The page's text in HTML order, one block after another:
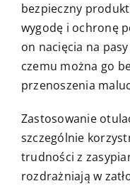
bezpieczny
wygodę i ochronę
on nacięcia na
czemu można go
przenoszenia
Zastosowanie
szczególnie
trudności z
rozdrażniają w